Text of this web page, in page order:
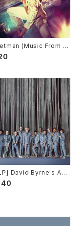
(Music From th
Picture)
David Byrne's Am
Utopia On Broadwa
カン・ ユートピア